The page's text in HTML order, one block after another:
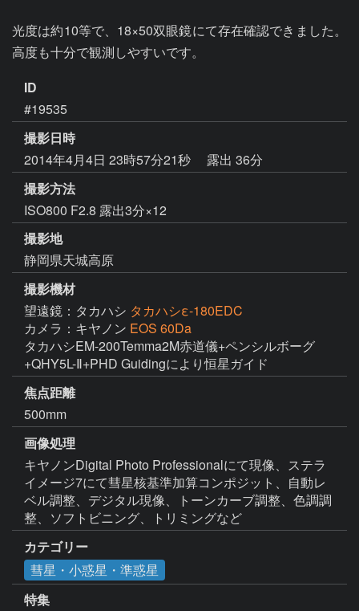
光度は約10等で、18×50双眼鏡にて存在確認できました。
高度も十分で観測しやすいです。
ID
#19535
撮影日時
2014年4月4日 23時57分21秒
露出 36分
撮影方法
ISO800 F2.8 露出3分×12
撮影地
静岡県天城高原
撮影機材
望遠鏡：タカハシ タカハシε-180EDC
カメラ：キヤノン EOS 60Da
タカハシEM-200Temma2M赤道儀+ペンシルボーグ
+QHY5L-Ⅱ+PHD Guidingにより恒星ガイド
焦点距離
500mm
画像処理
キヤノンDigital Photo Professionalにて現像、ステラ
イメージ7にて彗星核基準加算コンポジット、自動レ
ベル調整、デジタル現像、トーンカーブ調整、色調調
整、ソフトビニング、トリミングなど
カテゴリー
彗星・小惑星・準惑星
特集